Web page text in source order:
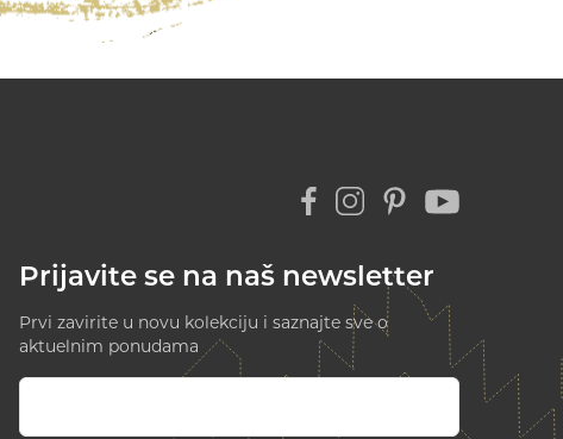
Prijavite se na naš newsletter
Prvi zavirite u novu kolekciju i saznajte sve o
aktuelnim ponudama